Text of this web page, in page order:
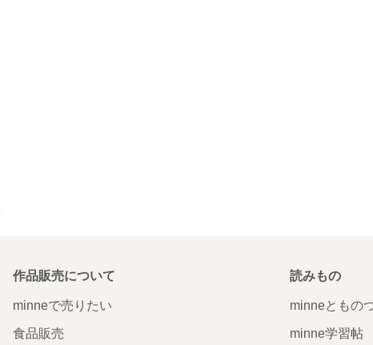
作品販売について
minneで売りたい
食品販売
読みもの
minneともの
minne学習帖